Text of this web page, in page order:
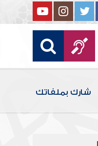
شارك بملفاتك